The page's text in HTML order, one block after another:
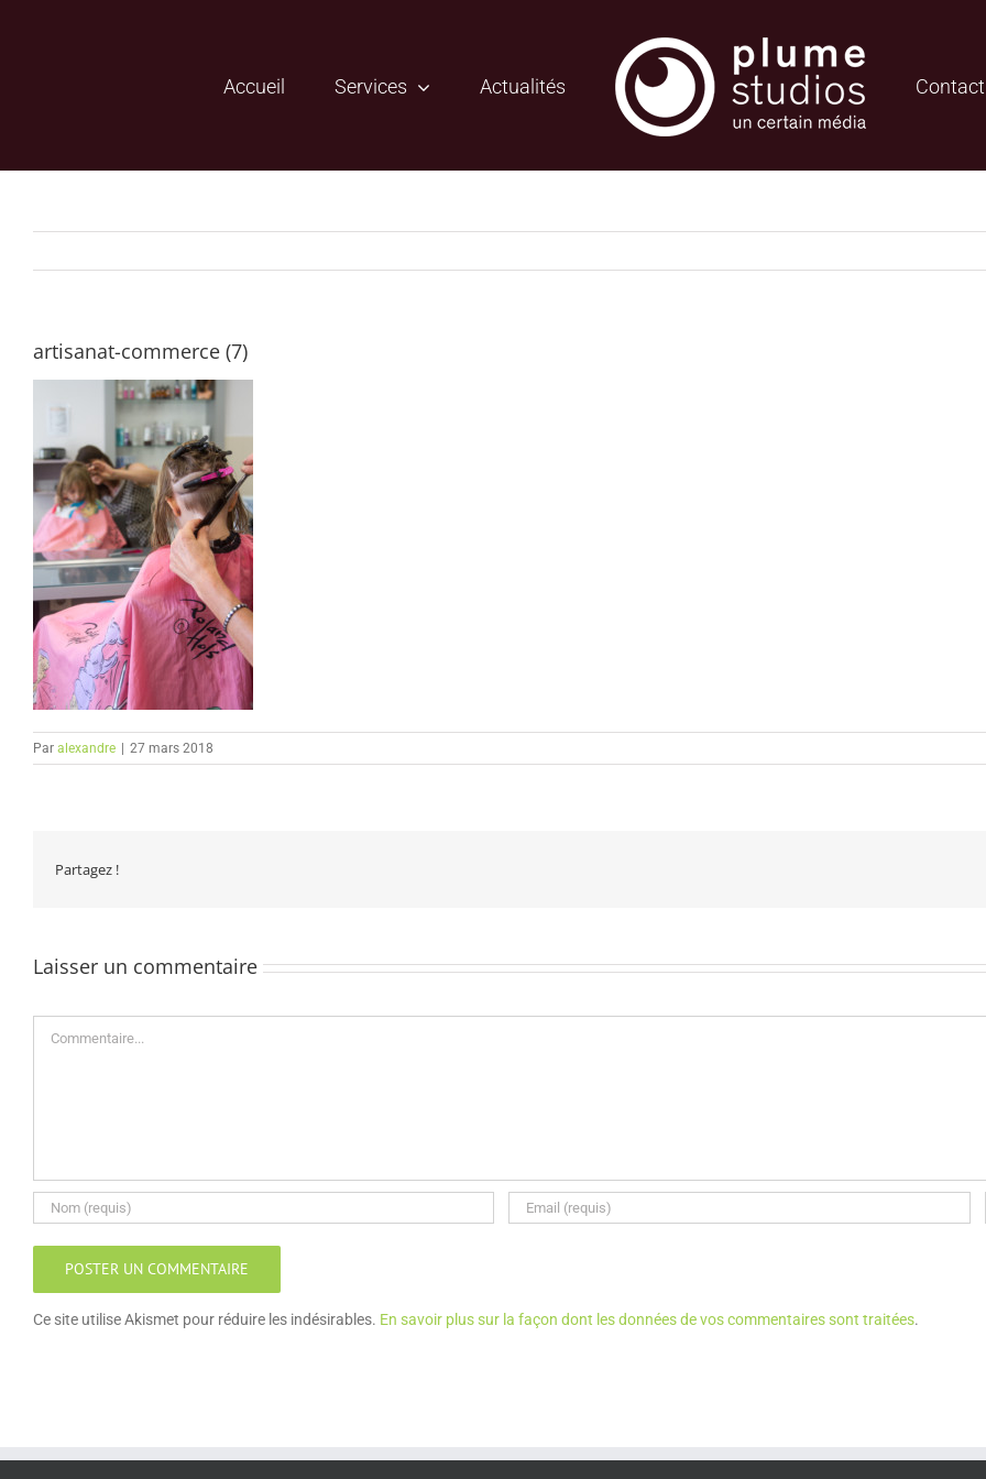
Accueil Services Actualités Contact
artisanat-commerce (7)
Par alexandre 27 mars 2018
Partagez !
Laisser un commentaire
Ce site utilise Akismet pour réduire les indésirables. En savoir plus sur la façon dont les données de vos commentaires sont traitées.